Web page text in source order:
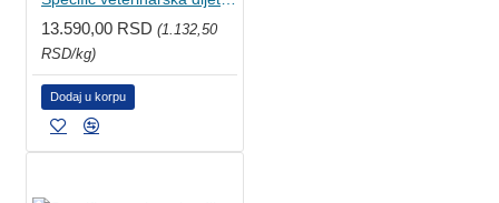
13.590,00 RSD (1.132,50
RSD/kg)
Dodaj u korpu